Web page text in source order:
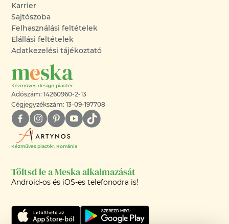
Karrier
Sajtószoba
Felhasználási feltételek
Elállási feltételek
Adatkezelési tájékoztató
Adószám: 14260960-2-13
Cégjegyzékszám: 13-09-197708
Kézműves piactér, Románia
Töltsd le a Meska alkalmazását
Android-os és iOS-es telefonodra is!